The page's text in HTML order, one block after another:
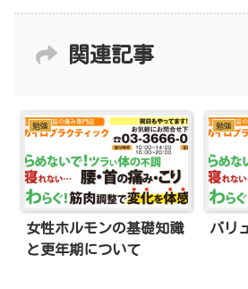
関連記事
勉強
女性ホルモンの基礎知識
と更年期について
勉強
バリ